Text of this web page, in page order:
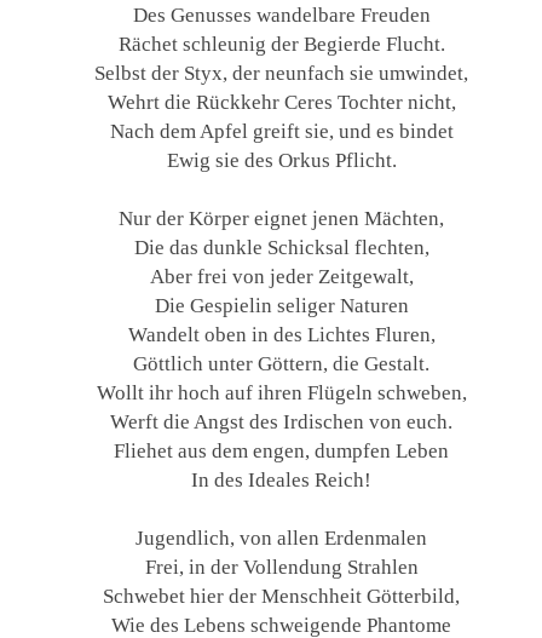
Des Genusses wandelbare Freuden
Rächet schleunig der Begierde Flucht.
Selbst der Styx, der neunfach sie umwindet,
Wehrt die Rückkehr Ceres Tochter nicht,
Nach dem Apfel greift sie, und es bindet
Ewig sie des Orkus Pflicht.
Nur der Körper eignet jenen Mächten,
Die das dunkle Schicksal flechten,
Aber frei von jeder Zeitgewalt,
Die Gespielin seliger Naturen
Wandelt oben in des Lichtes Fluren,
Göttlich unter Göttern, die Gestalt.
Wollt ihr hoch auf ihren Flügeln schweben,
Werft die Angst des Irdischen von euch.
Fliehet aus dem engen, dumpfen Leben
In des Ideales Reich!
Jugendlich, von allen Erdenmalen
Frei, in der Vollendung Strahlen
Schwebet hier der Menschheit Götterbild,
Wie des Lebens schweigende Phantome